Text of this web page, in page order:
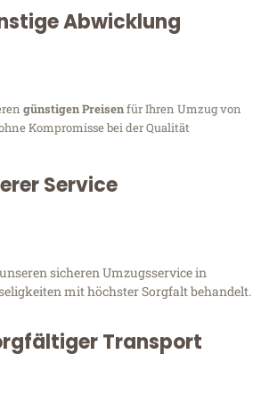
Abwicklung
günstigen Preisenfür Ihren Umzug von
Kompromisse bei der Qualität
Service
sicheren Umzugsservice in
mit höchster Sorgfalt behandelt.
Transport